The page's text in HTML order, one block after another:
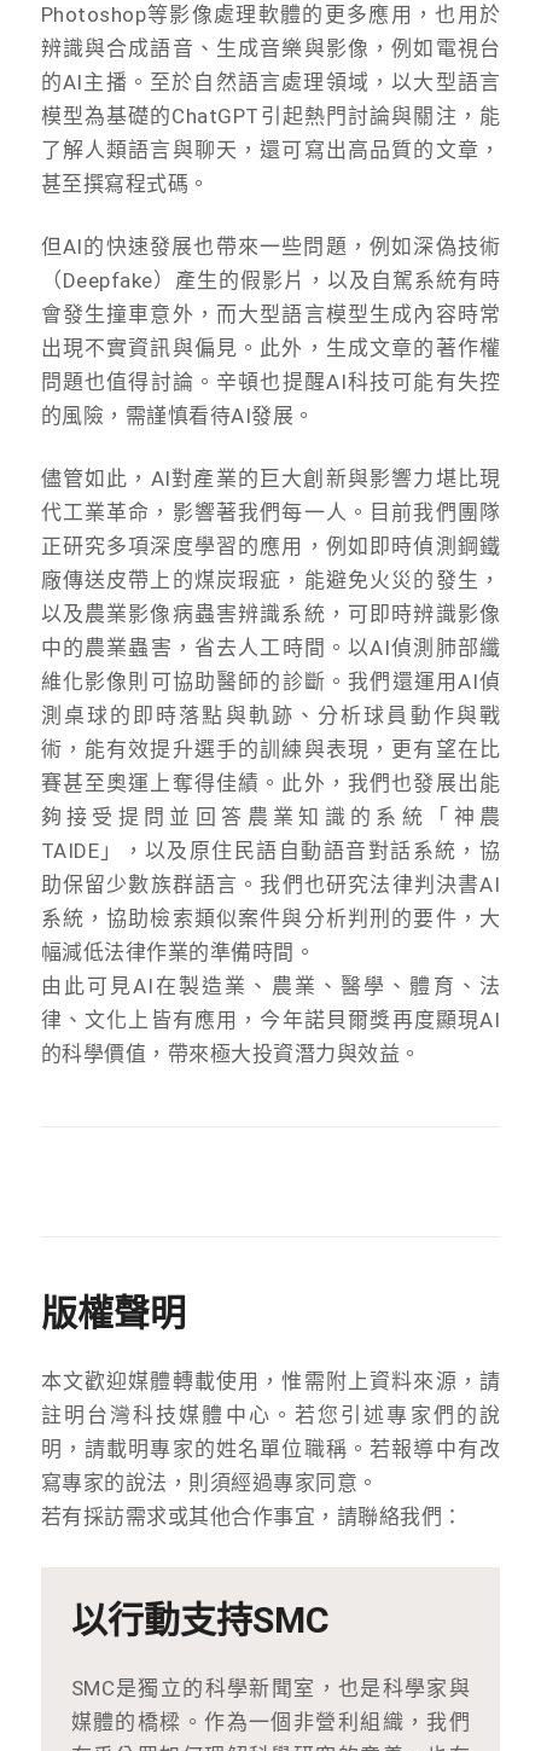
Photoshop等影像處理軟體的更多應用，也用於
辨識與合成語音、生成音樂與影像，例如電視台
的AI主播。至於自然語言處理領域，以大型語言
模型為基礎的ChatGPT引起熱門討論與關注，能
了解人類語言與聊天，還可寫出高品質的文章，
甚至撰寫程式碼。
但AI的快速發展也帶來一些問題，例如深偽技術
（Deepfake）產生的假影片，以及自駕系統有時
會發生撞車意外，而大型語言模型生成內容時常
出現不實資訊與偏見。此外，生成文章的著作權
問題也值得討論。辛頓也提醒AI科技可能有失控
的風險，需謹慎看待AI發展。
儘管如此，AI對產業的巨大創新與影響力堪比現
代工業革命，影響著我們每一人。目前我們團隊
正研究多項深度學習的應用，例如即時偵測鋼鐵
廠傳送皮帶上的煤炭瑕疵，能避免火災的發生，
以及農業影像病蟲害辨識系統，可即時辨識影像
中的農業蟲害，省去人工時間。以AI偵測肺部纖
維化影像則可協助醫師的診斷。我們還運用AI偵
測桌球的即時落點與軌跡、分析球員動作與戰
術，能有效提升選手的訓練與表現，更有望在比
賽甚至奧運上奪得佳績。此外，我們也發展出能
夠接受提問並回答農業知識的系統「神農
TAIDE」，以及原住民語自動語音對話系統，協
助保留少數族群語言。我們也研究法律判決書AI
系統，協助檢索類似案件與分析判刑的要件，大
幅減低法律作業的準備時間。
由此可見AI在製造業、農業、醫學、體育、法
律、文化上皆有應用，今年諾貝爾獎再度顯現AI
的科學價值，帶來極大投資潛力與效益。
版權聲明
本文歡迎媒體轉載使用，惟需附上資料來源，請
註明台灣科技媒體中心。若您引述專家們的說
明，請載明專家的姓名單位職稱。若報導中有改
寫專家的說法，則須經過專家同意。
若有採訪需求或其他合作事宜，請聯絡我們：
以行動支持SMC
SMC是獨立的科學新聞室，也是科學家與
媒體的橋樑。作為一個非營利組織，我們